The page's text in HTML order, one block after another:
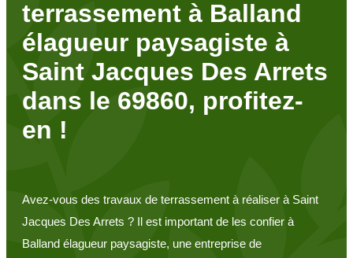
terrassement à Balland
élagueur paysagiste à
Saint Jacques Des Arrets
dans le 69860, profitez-
en !
Avez-vous des travaux de terrassement à réaliser à Saint
Jacques Des Arrets ? Il est important de les confier à
Balland élagueur paysagiste, une entreprise de